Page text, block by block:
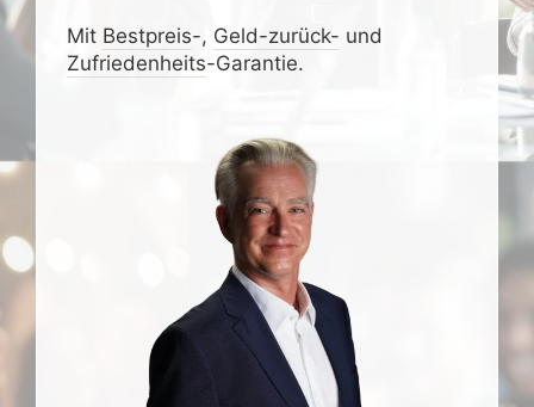
Mit Bestpreis-, Geld-zurück- und
Zufrieden­­heits-Garantie.